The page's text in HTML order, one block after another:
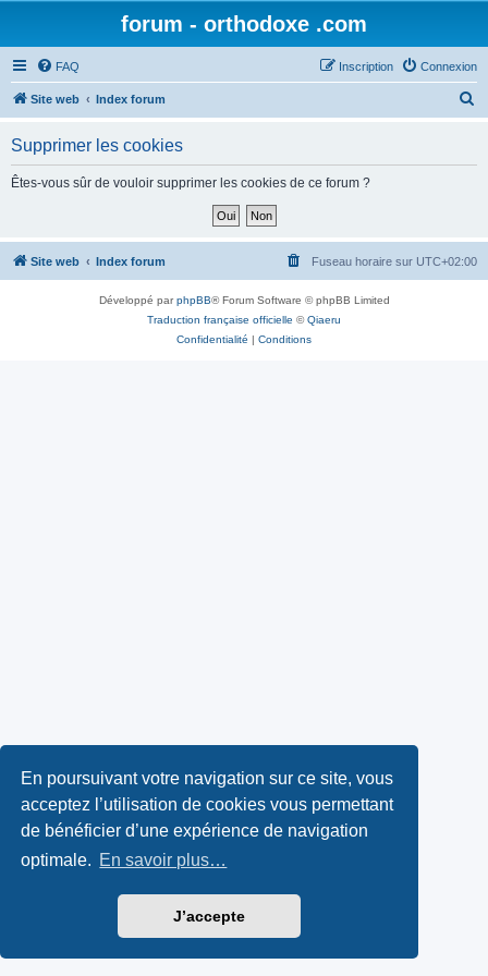
En poursuivant votre navigation sur ce site, vous
acceptez l’utilisation de cookies vous permettant
de bénéficier d’une expérience de navigation
optimale. En savoir plus…
J’accepte
forum - orthodoxe .com
FAQ Connexion
Inscription
Site web Index forum
h
Supprimer les cookies
Êtes-vous sûr de vouloir supprimer les cookies de ce forum ?
Site web Index forum Fuseau horaire sur UTC+02:00
Développé parphpBB® Forum Software © phpBB Limited
Traduction française officielle ©Qiaeru
Confidentialité | Conditions